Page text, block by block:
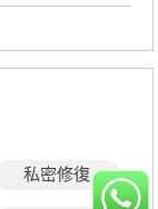
私密修復